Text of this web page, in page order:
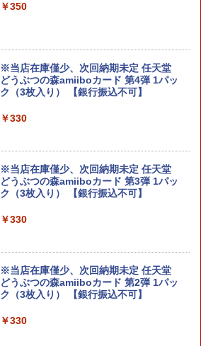
ンセツ ブレス オブ ザ ワイルド]
ドンキーコング バナンザ [Nintendo Swi
tch 2 専用][ラッピング不可] R-LOGI
￥7,849
コナミデジタルエンタテインメント 【S
witch2】桃太郎電鉄2 〜あなたの町も き
東日本編＋西日本編 [KDEMOMO2 NSW
￥7,890
ダース】/ウツホ【レイダース】/マンタ
【中古】 クアリー 〜悪夢のサマーキャ
ンプ／PS5
【特典】テイルズ オブ エターニア リマ
スター PS5版(【早期購入特典】超冒険
お役立ちセット)
￥3,484
【中古】ドラゴンクエストX 目覚めし五
つの種族 オフラインソフト:プレイステ
ーション5ソフト／ロールプレイング・
￥350
※当店在庫僅少、次回納期未定 任天堂
どうぶつの森amiiboカード 第4弾 1パッ
ク（3枚入り） 【銀行振込不可】
￥330
※当店在庫僅少、次回納期未定 任天堂
どうぶつの森amiiboカード 第3弾 1パッ
ク（3枚入り） 【銀行振込不可】
￥330
※当店在庫僅少、次回納期未定 任天堂
どうぶつの森amiiboカード 第2弾 1パッ
ク（3枚入り） 【銀行振込不可】
￥330